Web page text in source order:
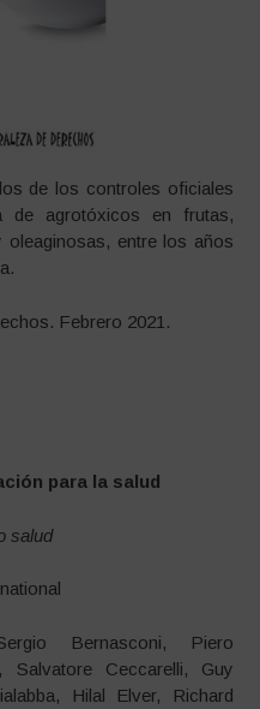
de los controles oficiales
de agrotóxicos en frutas,
oleaginosas, entre los años
Febrero 2021.
para la salud
salud
Bernasconi, Piero
Salvatore Ceccarelli, Guy
Hilal Elver, Richard